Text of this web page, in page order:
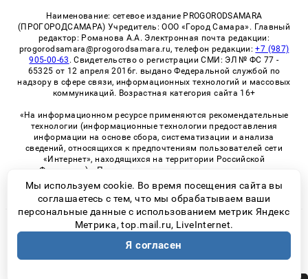
Наименование: сетевое издание PROGORODSAMARA
(ПРОГОРОДСАМАРА) Учредитель: ООО «Город Самара». Главный
редактор: Романова А.А. Электронная почта редакции:
progorodsamara@progorodsamara.ru, телефон редакции:+7 (987)
905-00-63 . Свидетельство о регистрации СМИ: ЭЛ № ФС 77 -
65325 от 12 апреля 2016г. выдано Федеральной службой по
надзору в сфере связи, информационных технологий и массовых
коммуникаций. Возрастная категория сайта 16+
«На информационном ресурсе применяются рекомендательные
технологии (информационные технологии предоставления
информации на основе сбора, систематизации и анализа
сведений, относящихся к предпочтениям пользователей сети
«Интернет», находящихся на территории Российской
Федерации)». Правила применения рекомендательных
технологий в виджетах рекламно-обменной сети
«СМИ2» (PDF)
© 2026 «ProGorodSamara» | Все права защищены
Возрастная категория сайта 16+
Политика конфиденциальности
Мы используем cookie. Во время посещения сайта вы
соглашаетесь с тем, что мы обрабатываем ваши
персональные данные с использованием метрик Яндекс
Метрика, top.mail.ru, LiveInternet.
Я согласен